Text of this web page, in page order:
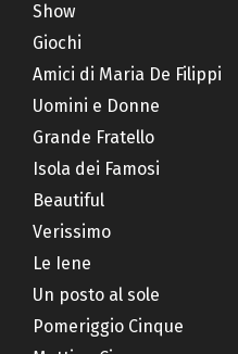
Show
Giochi
Amici di Maria De Filippi
Uomini e Donne
Grande Fratello
Isola dei Famosi
Beautiful
Verissimo
Le Iene
Un posto al sole
Pomeriggio Cinque